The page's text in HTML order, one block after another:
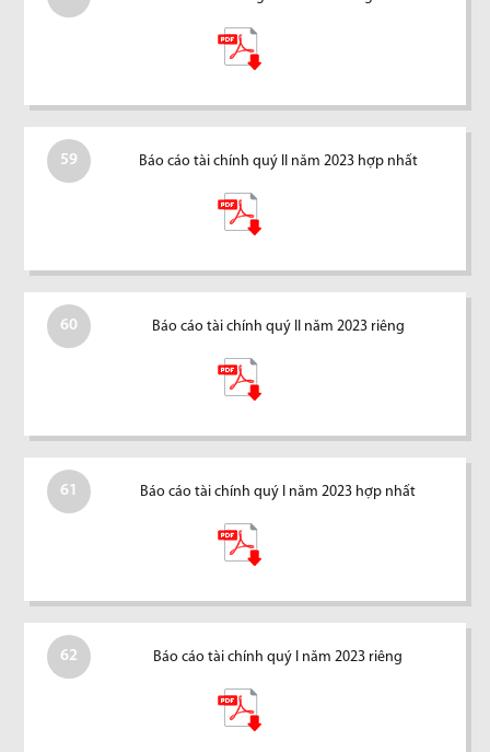
59 Báo cáo tài chính quý II năm 2023 hợp nhất
60 Báo cáo tài chính quý II năm 2023 riêng
61 Báo cáo tài chính quý I năm 2023 hợp nhất
62 Báo cáo tài chính quý I năm 2023 riêng